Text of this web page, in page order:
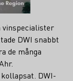
vinspecialister
DWI snabbt
de många
DWI-